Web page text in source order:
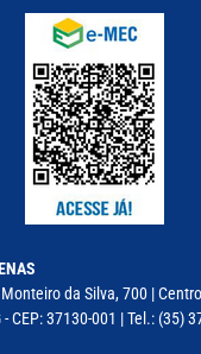
da Silva, 700 | Centro
CEP: 37130-001 | Tel.: (35)